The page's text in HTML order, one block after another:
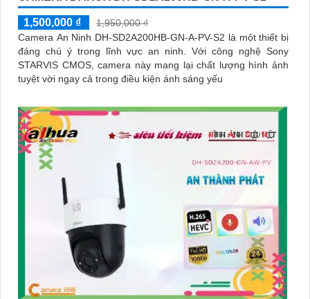
1,500,000 ₫
1,950,000 ₫
Camera An Ninh DH-SD2A200HB-GN-A-PV-S2 là một thiết bị
đáng chú ý trong lĩnh vực an ninh. Với công nghệ Sony
STARVIS CMOS, camera này mang lại chất lượng hình ảnh
tuyệt vời ngay cả trong điều kiện ánh sáng yếu